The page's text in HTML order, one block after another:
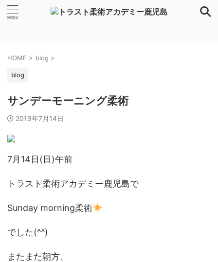
HOME > blog >
blog
サンデーモーニング柔術
2019年7月14日
7月14日(日)午前
トラスト柔術アカデミー鹿児島で
Sunday morning柔術
でした(^^)
またまた朝方、